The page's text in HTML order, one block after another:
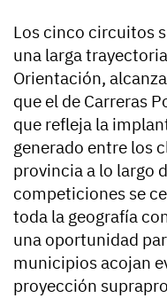
Los cinco circuitos
una larga
Orientación,
que el de Carreras
que refleja la
generado entre los
provincia a lo largo
competiciones se
toda la geografía
una oportunidad
municipios acojan
proyección